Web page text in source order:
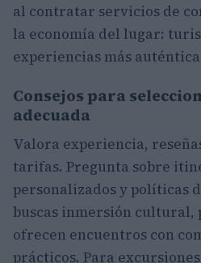
al contratar servicios de
la economía del lugar:
experiencias más
Consejos para
adecuada
Valora experiencia,
tarifas. Pregunta sobre
personalizados y políticas
buscas inmersión cultural,
ofrecen encuentros con
prácticos. Para